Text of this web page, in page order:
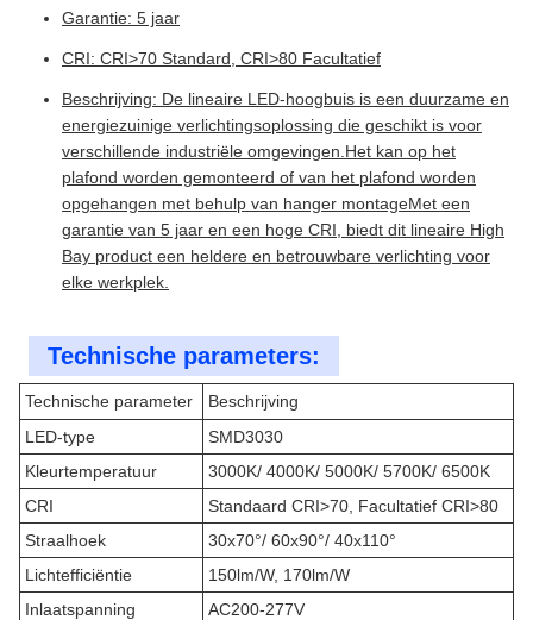
Garantie: 5 jaar
CRI: CRI>70 Standard, CRI>80 Facultatief
Beschrijving: De lineaire LED-hoogbuis is een duurzame en
energiezuinige verlichtingsoplossing die geschikt is voor
verschillende industriële omgevingen.Het kan op het
plafond worden gemonteerd of van het plafond worden
opgehangen met behulp van hanger montageMet een
garantie van 5 jaar en een hoge CRI, biedt dit lineaire High
Bay product een heldere en betrouwbare verlichting voor
elke werkplek.
Technische parameters:
Technische parameter
Beschrijving
LED-type
SMD3030
Kleurtemperatuur
3000K/ 4000K/ 5000K/ 5700K/ 6500K
CRI
Standaard CRI>70, Facultatief CRI>80
Straalhoek
30x70°/ 60x90°/ 40x110°
Lichtefficiëntie
150lm/W, 170lm/W
Inlaatspanning
AC200-277V